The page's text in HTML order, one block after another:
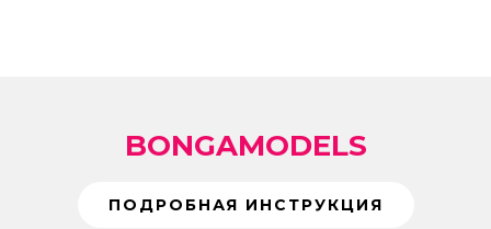
BONGAMODELS
ПОДРОБНАЯ ИНСТРУКЦИЯ